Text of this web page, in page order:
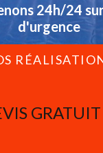
24h/24
d'urgence
GRATUIT